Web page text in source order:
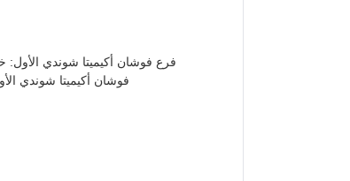
فوشان أكيميتا شوندي